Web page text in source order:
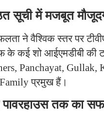
सूची में मजबूत
ने वैश्विक स्तर पर
के कई शो आईएमडीबी की
Panchayat, Gullak,
प्रमुख हैं।
तक का